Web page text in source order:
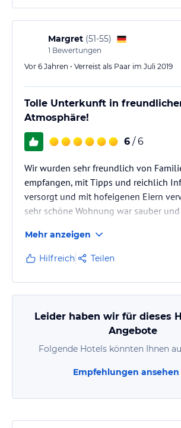
den Bergen und dem vielen Grün,
Garten ist mit Sitzgelegenheiten und
ausgestattet und auch die gesamte
ist sehr schön angelegt und…
Margret (51-55)
1 Bewertungen
Vor 6 Jahren • Verreist als Paar im Juli 2019
Tolle Unterkunft in
Atmosphäre!
6 / 6
Wir wurden sehr freundlich von
empfangen, mit Tipps und reichlich
versorgt und mit hofeigenen Eiern
sehr schöne Wohnung war sauber
Entspannen gleichermaßen geeignet.
standen Getränke zu günstigen Preisen
Mehr anzeigen
Hilfreich Teilen
Leider haben wir für dieses
Angebote
Folgende Hotels könnten Ihnen
Empfehlungen ansehen